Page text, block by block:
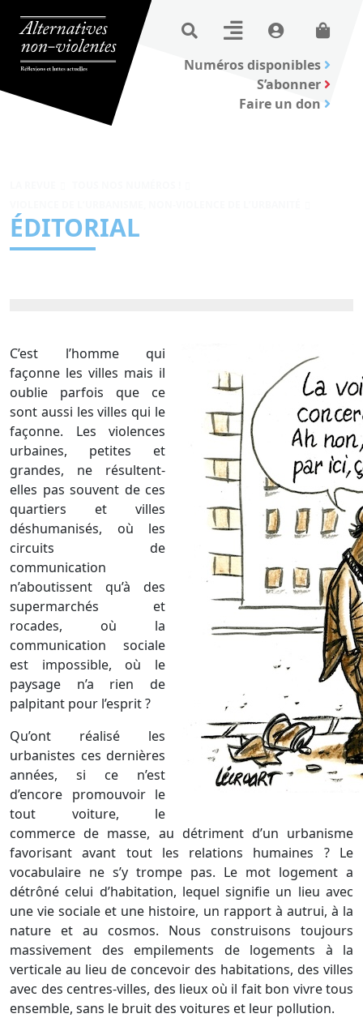
Numéros disponibles
S’abonner
Faire un don
ÉDITORIAL
C’est l’homme qui
façonne les villes mais il
oublie parfois que ce
sont aussi les villes qui le
façonne. Les violences
urbaines, petites et
grandes, ne résultent-
elles pas souvent de ces
quartiers et villes
déshumanisés, où les
circuits de
communication
n’aboutissent qu’à des
supermarchés et
rocades, où la
communication sociale
est impossible, où le
paysage n’a rien de
palpitant pour l’esprit ?
Qu’ont réalisé les
urbanistes ces dernières
années, si ce n’est
d’encore promouvoir le
tout voiture, le
commerce de masse, au détriment d’un urbanisme
favorisant avant tout les relations humaines ? Le
vocabulaire ne s’y trompe pas. Le mot logement a
détrôné celui d’habitation, lequel signifie un lieu avec
une vie sociale et une histoire, un rapport à autrui, à la
nature et au cosmos. Nous construisons toujours
massivement des empilements de logements à la
verticale au lieu de concevoir des habitations, des villes
avec des centres-villes, des lieux où il fait bon vivre tous
ensemble, sans le bruit des voitures et leur pollution.